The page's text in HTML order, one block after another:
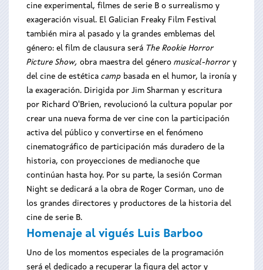
cine experimental, filmes de serie B o surrealismo y
exageración visual. El Galician Freaky Film Festival
también mira al pasado y la grandes emblemas del
género: el film de clausura será The Rookie Horror
Picture Show, obra maestra del género musical-horrory
del cine de estética camp basada en el humor, la ironía y
la exageración. Dirigida por Jim Sharman y escritura
por Richard O'Brien, revolucionó la cultura popular por
crear una nueva forma de ver cine con la participación
activa del público y convertirse en el fenómeno
cinematográfico de participación más duradero de la
historia, con proyecciones de medianoche que
continúan hasta hoy. Por su parte, la sesión Corman
Night se dedicará a la obra de Roger Corman, uno de
los grandes directores y productores de la historia del
cine de serie B.
Homenaje al vigués Luis Barboo
Uno de los momentos especiales de la programación
será el dedicado a recuperar la figura del actor y